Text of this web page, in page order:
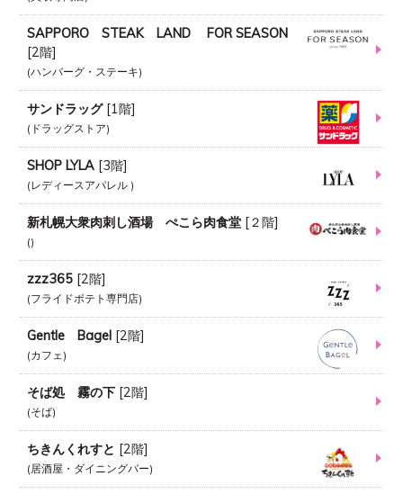
SAPPORO STEAK LAND FOR SEASON
[2階]
ハンバーグ・ステーキ
サンドラッグ [1階]
ドラッグストア
SHOP LYLA [3階]
レディースアパレル
新札幌大衆肉刺し酒場 ぺこら肉食堂 [２階]
zzz365 [2階]
フライドポテト専門店
Gentle Bagel [2階]
カフェ
そば処 霧の下 [2階]
そば
ちきんくれすと [2階]
居酒屋・ダイニングバー